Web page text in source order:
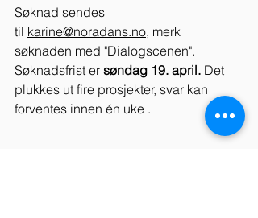
Søknad sendes
til karine@noradans.no, merk
søknaden med "Dialogscenen".
Søknadsfrist er søndag 19. april. Det
plukkes ut fire prosjekter, svar kan
forventes innen én uke .